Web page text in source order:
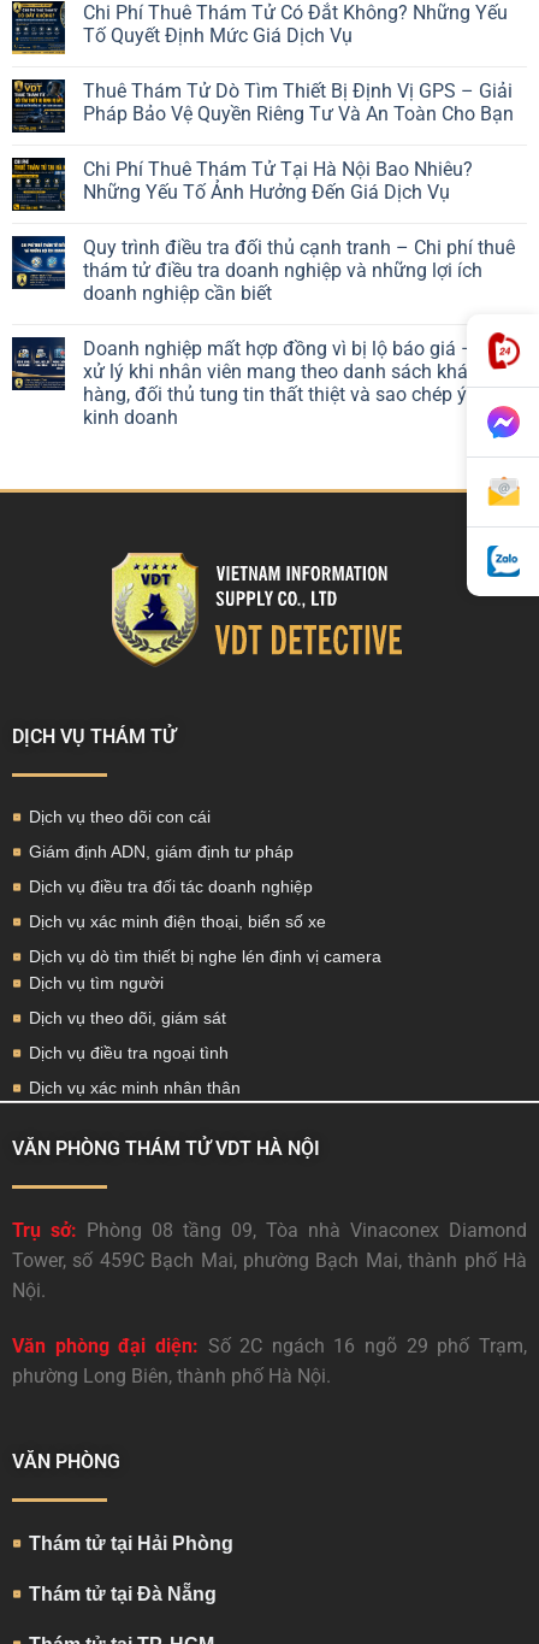
Chi Phí Thuê Thám Tử Có Đắt Không? Những Yếu
Tố Quyết Định Mức Giá Dịch Vụ
Thuê Thám Tử Dò Tìm Thiết Bị Định Vị GPS – Giải
Pháp Bảo Vệ Quyền Riêng Tư Và An Toàn Cho Bạn
Chi Phí Thuê Thám Tử Tại Hà Nội Bao Nhiêu?
Những Yếu Tố Ảnh Hưởng Đến Giá Dịch Vụ
Quy trình điều tra đối thủ cạnh tranh – Chi phí thuê
thám tử điều tra doanh nghiệp và những lợi ích
doanh nghiệp cần biết
Doanh nghiệp mất hợp đồng vì bị lộ báo giá – Cách
xử lý khi nhân viên mang theo danh sách khách
hàng, đối thủ tung tin thất thiệt và sao chép ý tưởng
kinh doanh
DỊCH VỤ THÁM TỬ
Dịch vụ theo dõi con cái
Giám định ADN, giám định tư pháp
Dịch vụ điều tra đối tác doanh nghiệp
Dịch vụ xác minh điện thoại, biển số xe
Dịch vụ dò tìm thiết bị nghe lén định vị camera
Dịch vụ tìm người
Dịch vụ theo dõi, giám sát
Dịch vụ điều tra ngoại tình
Dịch vụ xác minh nhân thân
VĂN PHÒNG THÁM TỬ VDT HÀ NỘI
Trụ sở:
Phòng 08 tầng 09, Tòa nhà Vinaconex Diamond
Tower, số 459C Bạch Mai, phường Bạch Mai, thành phố Hà
Nội.
Văn phòng đại diện: Số 2C ngách 16 ngõ 29 phố Trạm,
phường Long Biên, thành phố Hà Nội.
VĂN PHÒNG
Thám tử tại Hải Phòng
Thám tử tại Đà Nẵng